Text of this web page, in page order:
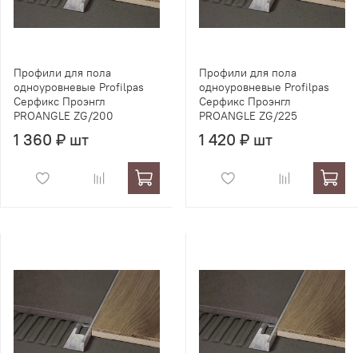
Профили для пола
одноуровневые Profilpas
Серфикс Проэнгл
PROANGLE ZG/200
1 360 ₽ шт
Профили для пола
одноуровневые Profilpas
Серфикс Проэнгл
PROANGLE ZG/225
1 420 ₽ шт